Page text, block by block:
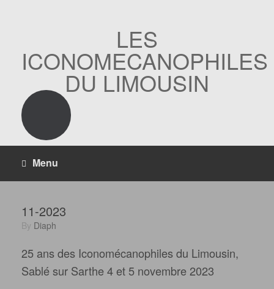
LES
ICONOMECANOPHILES
DU LIMOUSIN
Menu
11-2023
by Diaph
25 ans des Iconomécanophiles du Limousin,
Sablé sur Sarthe 4 et 5 novembre 2023